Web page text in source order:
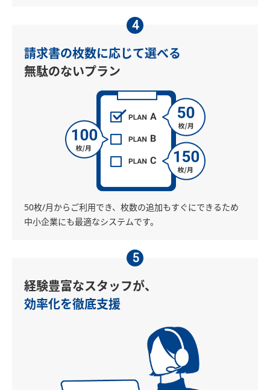
4
請求書の枚数に応じて選べる
無駄のないプラン
50枚/月からご利用でき、枚数の追加もすぐにできるため
中小企業にも最適なシステムです。
5
経験豊富なスタッフが、
効率化を徹底支援